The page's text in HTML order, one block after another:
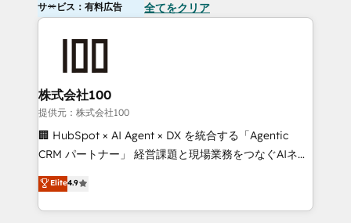
サービス：有料広告 全てをクリア
株式会社100
提供元：株式会社100
🏢 HubSpot × AI Agent × DX を統合する「Agentic
CRM パートナー」 経営課題と現場業務をつなぐAIネイ
ティブ・エージェンシーとして、HubSpot Eliteの実装
力で顧客フロント業務を再設計します。 💡 100inc は何
をする会社か？ HubSpotを共通基盤に、AIエージェン
Elite4.9